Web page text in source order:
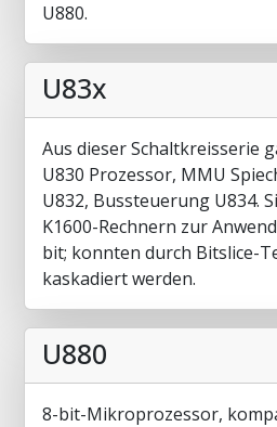
U880.
U83x
Aus dieser Schaltkreisserie
U830 Prozessor, MMU
U832, Bussteuerung U834.
K1600-Rechnern zur
bit; konnten durch Bitslice-
kaskadiert werden.
U880
8-bit-Mikroprozessor,